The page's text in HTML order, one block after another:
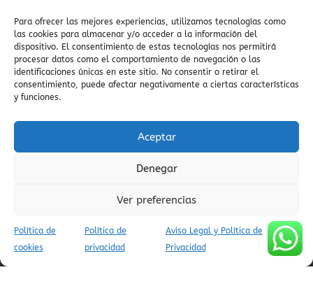
Para ofrecer las mejores experiencias, utilizamos tecnologías como
las cookies para almacenar y/o acceder a la información del
dispositivo. El consentimiento de estas tecnologías nos permitirá
procesar datos como el comportamiento de navegación o las
identificaciones únicas en este sitio. No consentir o retirar el
consentimiento, puede afectar negativamente a ciertas características
y funciones.
Aceptar
Denegar
Ver preferencias
Política de
cookies
Política de
privacidad
Aviso Legal y Política de
Privacidad
visitas guiadas Vió viaje al pasado Valle del Yaga villa de
ainsa valle salvaje verano pirineos vistas del embalse
lenta viaje espiritual valle del Cinca Viaje
visitas
culturales
vida cultural en el Pirineo viajar al pirineo
vistas del Pirineo viajes a Ainsa viajes con encanto
ZEPA Villa
AVISO LEGAL Y POLÍTICA DE PRIVACIDAD
CONDICIONES DE RESERVA